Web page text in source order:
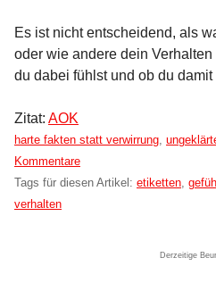
Es ist nicht entscheidend, als
oder wie andere dein
du dabei fühlst und ob du
Zitat: AOK
Kategorien:
harte fakten statt verwirrung
Kommentare
Tags für diesen Artikel: etiketten
verhalten
Derzeitige